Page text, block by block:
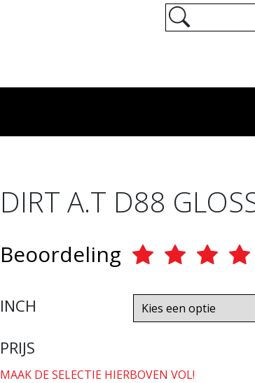
DIRT A.T D88
Beoordeling
INCH
PRIJS
MAAK DE SELECTIE HIERBOVEN VOL!